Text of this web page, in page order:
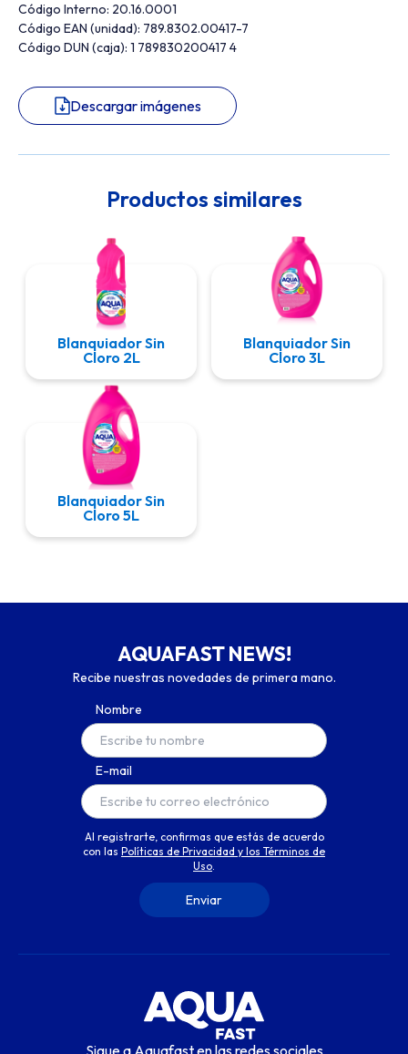
Código Interno: 20.16.0001
Código EAN (unidad): 789.8302.00417-7
Código DUN (caja): 1 789830200417 4
Descargar imágenes
Productos similares
Blanquiador Sin
Cloro 2L
Blanquiador Sin
Cloro 3L
Blanquiador Sin
Cloro 5L
AQUAFAST NEWS!
Recibe nuestras novedades de primera mano.
Nombre
E-mail
Al registrarte, confirmas que estás de acuerdo
con las Políticas de Privacidad y los Términos de
Uso.